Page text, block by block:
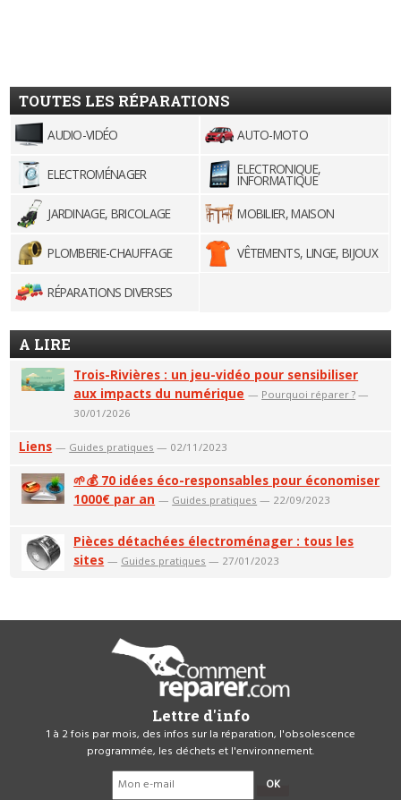
TOUTES LES RÉPARATIONS
AUDIO-VIDÉO AUTO-MOTO
ELECTROMÉNAGER ELECTRONIQUE,
INFORMATIQUE
JARDINAGE, BRICOLAGE
MOBILIER, MAISON
PLOMBERIE-CHAUFFAGE VÊTEMENTS, LINGE, BIJOUX
RÉPARATIONS DIVERSES
A LIRE
Trois-Rivières : un jeu-vidéo pour sensibiliser
aux impacts du numérique — Pourquoi réparer ? —
30/01/2026
Liens — Guides pratiques — 02/11/2023
🌱💰 70 idées éco-responsables pour économiser
1000€ par an — Guides pratiques — 22/09/2023
Pièces détachées électroménager : tous les
sites — Guides pratiques — 27/01/2023
Lettre d'info
1 à 2 fois par mois, des infos sur la réparation, l'obsolescence
programmée, les déchets et l'environnement.
OK